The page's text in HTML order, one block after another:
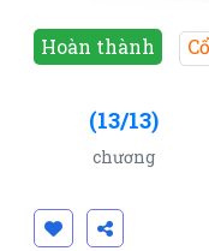
Hoàn thành
(13/13)
chương